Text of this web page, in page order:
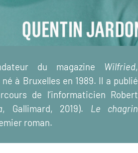
du magazine Wilfried,
à Bruxelles en 1989. Il a publié
de l’informaticien Robert
, Gallimard, 2019). Le chagrin
roman.